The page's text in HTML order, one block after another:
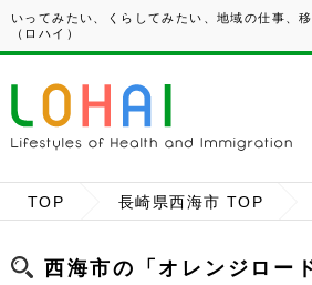
いってみたい、くらしてみたい、地域の仕事、
（ロハイ）
TOP 長崎県西海市 TOP
西海市の「オレンジロー